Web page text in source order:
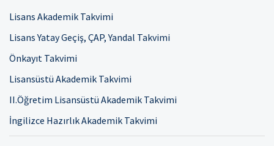
Lisans Akademik Takvimi
Lisans Yatay Geçiş, ÇAP, Yandal Takvimi
Önkayıt Takvimi
Lisansüstü Akademik Takvimi
II.Öğretim Lisansüstü Akademik Takvimi
İngilizce Hazırlık Akademik Takvimi